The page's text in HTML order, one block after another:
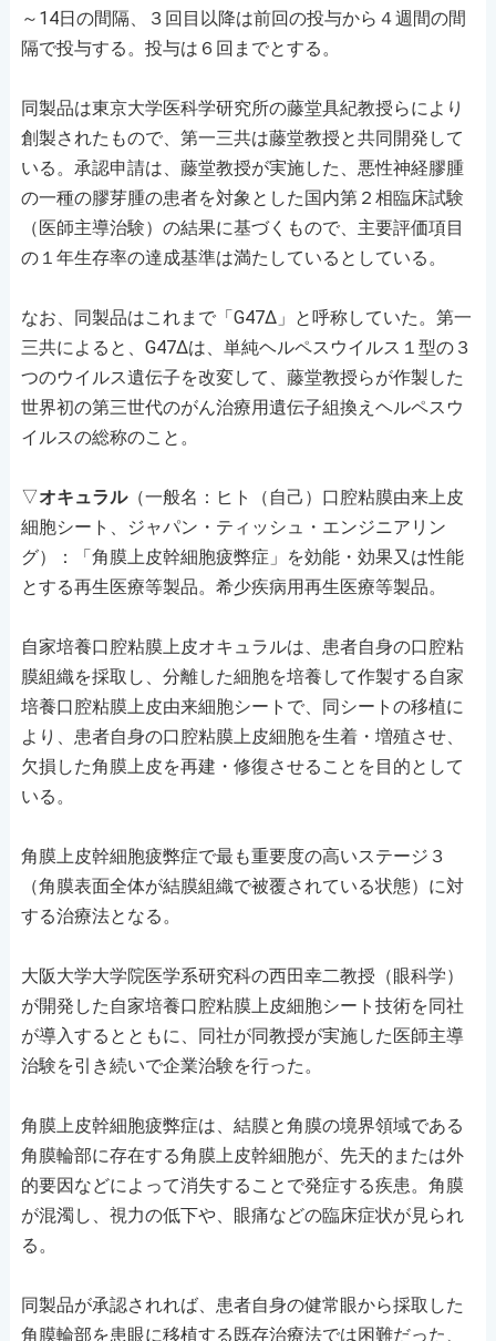
～14日の間隔、３回目以降は前回の投与から４週間の間
隔で投与する。投与は６回までとする。
同製品は東京大学医科学研究所の藤堂具紀教授らにより
創製されたもので、第一三共は藤堂教授と共同開発して
いる。承認申請は、藤堂教授が実施した、悪性神経膠腫
の一種の膠芽腫の患者を対象とした国内第２相臨床試験
（医師主導治験）の結果に基づくもので、主要評価項目
の１年生存率の達成基準は満たしているとしている。
なお、同製品はこれまで「G47Δ」と呼称していた。第一
三共によると、G47Δは、単純ヘルペスウイルス１型の３
つのウイルス遺伝子を改変して、藤堂教授らが作製した
世界初の第三世代のがん治療用遺伝子組換えヘルペスウ
イルスの総称のこと。
▽オキュラル（一般名：ヒト（自己）口腔粘膜由来上皮
細胞シート、ジャパン・ティッシュ・エンジニアリン
グ）：「角膜上皮幹細胞疲弊症」を効能・効果又は性能
とする再生医療等製品。希少疾病用再生医療等製品。
自家培養口腔粘膜上皮オキュラルは、患者自身の口腔粘
膜組織を採取し、分離した細胞を培養して作製する自家
培養口腔粘膜上皮由来細胞シートで、同シートの移植に
より、患者自身の口腔粘膜上皮細胞を生着・増殖させ、
欠損した角膜上皮を再建・修復させることを目的として
いる。
角膜上皮幹細胞疲弊症で最も重要度の高いステージ３
（角膜表面全体が結膜組織で被覆されている状態）に対
する治療法となる。
大阪大学大学院医学系研究科の西田幸二教授（眼科学）
が開発した自家培養口腔粘膜上皮細胞シート技術を同社
が導入するとともに、同社が同教授が実施した医師主導
治験を引き続いで企業治験を行った。
角膜上皮幹細胞疲弊症は、結膜と角膜の境界領域である
角膜輪部に存在する角膜上皮幹細胞が、先天的または外
的要因などによって消失することで発症する疾患。角膜
が混濁し、視力の低下や、眼痛などの臨床症状が見られ
る。
同製品が承認されれば、患者自身の健常眼から採取した
角膜輪部を患眼に移植する既存治療法では困難だった、